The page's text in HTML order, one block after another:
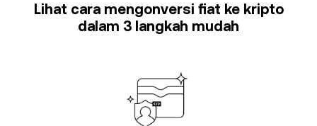
Lihat cara mengonversi fiat ke kripto
dalam 3 langkah mudah